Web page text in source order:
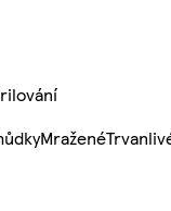
Mražené